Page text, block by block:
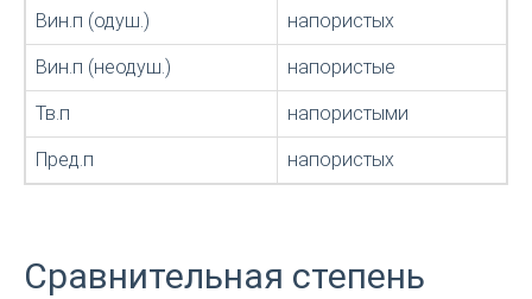
Вин.п (одуш.) напористых
Вин.п (неодуш.) напористые
Тв.п напористыми
Пред.п напористых
Сравнительная степень